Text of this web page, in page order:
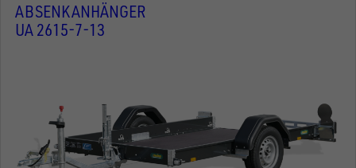
ABSENKANHÄNGER
UA 2615-7-13